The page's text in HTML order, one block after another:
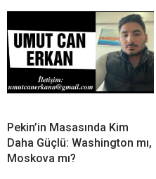
Pekin’in Masasında Kim
Daha Güçlü: Washington mı,
Moskova mı?